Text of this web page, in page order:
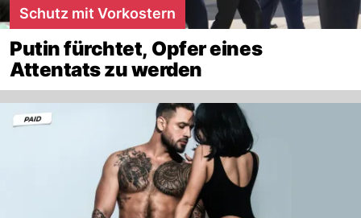
Schutz mit Vorkostern
Putin fürchtet, Opfer eines
Attentats zu werden